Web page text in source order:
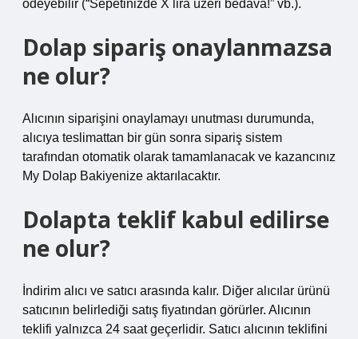
ödeyebilir (“Sepetinizde X lira üzeri bedava!” vb.).
Dolap sipariş onaylanmazsa
ne olur?
Alıcının siparişini onaylamayı unutması durumunda,
alıcıya teslimattan bir gün sonra sipariş sistem
tarafından otomatik olarak tamamlanacak ve kazancınız
My Dolap Bakiyenize aktarılacaktır.
Dolapta teklif kabul edilirse
ne olur?
İndirim alıcı ve satıcı arasında kalır. Diğer alıcılar ürünü
satıcının belirlediği satış fiyatından görürler. Alıcının
teklifi yalnızca 24 saat geçerlidir. Satıcı alıcının teklifini